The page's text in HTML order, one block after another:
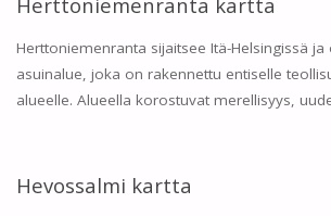
Herttoniemenranta sijaitsee Itä-Helsingissä
asuinalue, joka on rakennettu entiselle
alueelle. Alueella korostuvat merellisyys,
Hevossalmi kartta